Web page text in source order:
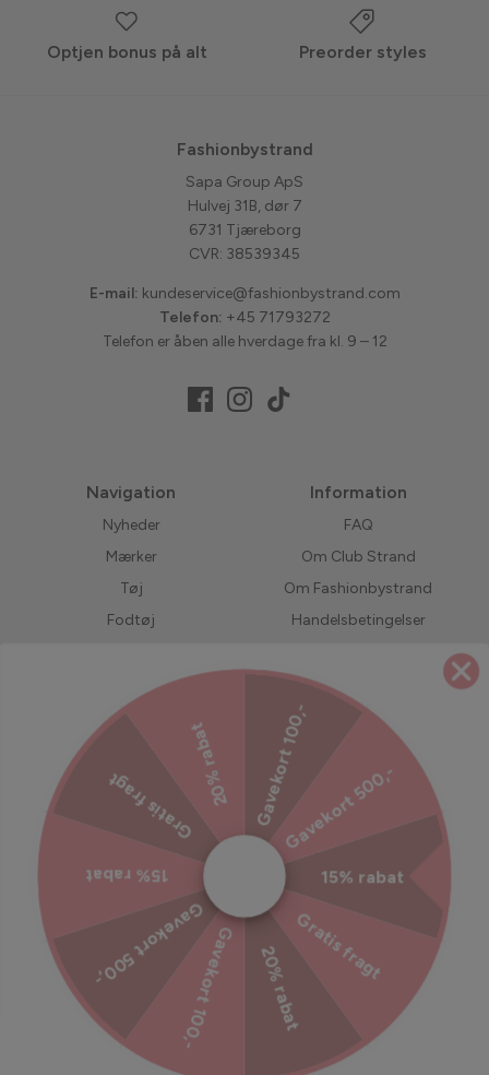
Optjen bonus på alt Preorder styles
Fashionbystrand
Sapa Group ApS
Hulvej 31B, dør 7
6731 Tjæreborg
CVR: 38539345
E-mail: kundeservice@fashionbystrand.com
Telefon: +45 71793272
Telefon er åben alle hverdage fra kl. 9 – 12
Navigation
Nyheder
Mærker
Tøj
Fodtøj
Bedst solgte
Forudbestil
Information
FAQ
Om Club Strand
Om Fashionbystrand
Handelsbetingelser
LIVE shopping
Jobs hos Fashionbystrand
Refusionspolitik
Ekstra tryghed til din ordre
Tilmeld dig vores nyhedsbrev
Bliv inspireret, hold dig opdateret med vores kampagner og
meget mere!
Gavekort 100,-
Gavekort 500,-
15% rabat
Gratis fragt
20% rabat
Gavekort 100,-
Gavekort 500,-
15% rabat
Gratis fragt20% rabat